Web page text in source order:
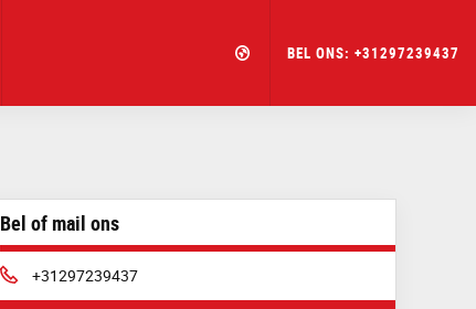
BEL ONS: +31297239437
Bel of mail ons
Telefoon:
+31297239437